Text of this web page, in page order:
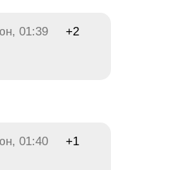
01:39 +2
01:40 +1